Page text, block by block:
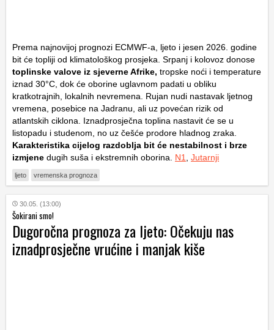
Prema najnovijoj prognozi ECMWF-a, ljeto i jesen 2026. godine
bit će topliji od klimatološkog prosjeka. Srpanj i kolovoz donose
toplinske valove iz sjeverne Afrike, tropske noći i temperature
iznad 30°C, dok će oborine uglavnom padati u obliku
kratkotrajnih, lokalnih nevremena. Rujan nudi nastavak ljetnog
vremena, posebice na Jadranu, ali uz povećan rizik od
atlantskih ciklona. Iznadprosječna toplina nastavit će se u
listopadu i studenom, no uz češće prodore hladnog zraka.
Karakteristika cijelog razdoblja bit će nestabilnost i brze
izmjene dugih suša i ekstremnih oborina. N1 Jutarnji
ljeto vremenska prognoza
30.05. (13:00)
Šokirani smo!
Dugoročna prognoza za ljeto: Očekuju nas
iznadprosječne vrućine i manjak kiše